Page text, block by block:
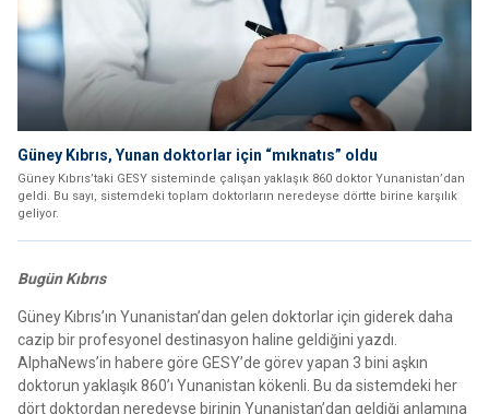
Güney Kıbrıs, Yunan doktorlar için “mıknatıs” oldu
Güney Kıbrıs’taki GESY sisteminde çalışan yaklaşık 860 doktor Yunanistan’dan
geldi. Bu sayı, sistemdeki toplam doktorların neredeyse dörtte birine karşılık
geliyor.
Bugün Kıbrıs
Güney Kıbrıs’ın Yunanistan’dan gelen doktorlar için giderek daha
cazip bir profesyonel destinasyon haline geldiğini yazdı.
AlphaNews’in habere göre GESY’de görev yapan 3 bini aşkın
doktorun yaklaşık 860’ı Yunanistan kökenli. Bu da sistemdeki her
dört doktordan neredeyse birinin Yunanistan’dan geldiği anlamına